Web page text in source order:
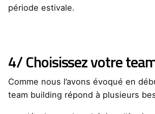
période estivale.
4/ Choisissez votre
Comme nous l’avons évoqué en
team building répond à plusieurs